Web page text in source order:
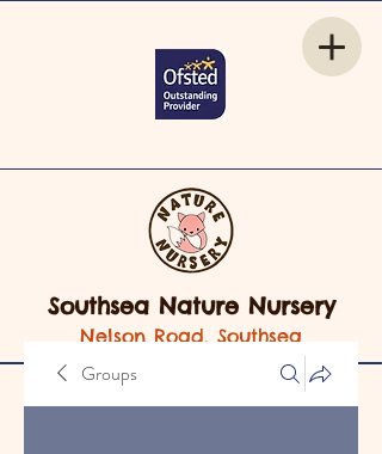
Southsea Nature Nursery
Nelson Road, Southsea
Groups